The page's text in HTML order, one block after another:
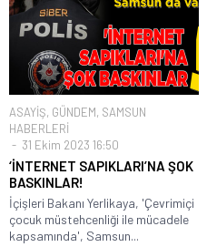
ASAYİŞ, GÜNDEM, SAMSUN
HABERLERİ
31 Ekim 2023 16:50
‘İNTERNET SAPIKLARI’NA ŞOK
BASKINLAR!
İçişleri Bakanı Yerlikaya, 'Çevrimiçi
çocuk müstehcenliği ile mücadele
kapsamında', Samsun...